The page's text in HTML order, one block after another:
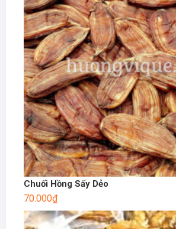
Chuối Hồng Sấy Dẻo
70.000₫